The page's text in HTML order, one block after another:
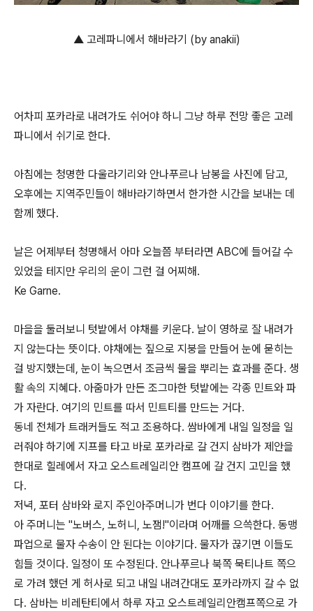
▲ 고레파니에서 해바라기 (by anakii)
어차피 포카라로 내려가도 쉬어야 하니 그냥 하루 전망 좋은 고레
파니에서 쉬기로 한다.
아침에는 청명한 다울라기리와 안나푸르나 남봉을 사진에 담고,
오후에는 지역주민들이 해바라기하면서 한가한 시간을 보내는 데
함께 했다.
날은 어제부터 청명해서 아마 오늘쯤 부터라면 ABC에 들어갈 수
있었을 테지만 우리의 운이 그런 걸 어찌해.
Ke Garne.
마을을 둘러보니 텃밭에서 야채를 키운다. 날이 영하로 잘 내려가
지 않는다는 뜻이다. 야채에는 짚으로 지붕을 만들어 눈에 묻히는
걸 방지했는데, 눈이 녹으면서 조금씩 물을 뿌리는 효과를 준다. 생
활 속의 지혜다. 아줌마가 만든 조그마한 텃밭에는 각종 민트와 파
가 자란다. 여기의 민트를 따서 민트티를 만드는 거다.
동네 전체가 트래커들도 적고 조용하다. 쌈바에게 내일 일정을 일
러줘야 하기에 지프를 타고 바로 포카라로 갈 건지 삼바가 제안을
한대로 힐레에서 자고 오스트레일리안 캠프에 갈 건지 고민을 했
다.
저녁, 포터 삼바와 로지 주인아주머니가 번다 이야기를 한다.
아 주머니는 "노버스, 노허니, 노잼!"이라며 어깨를 으쓱한다. 동맹
파업으로 물자 수송이 안 된다는 이야기다. 물자가 끊기면 이들도
힘들 것이다. 일정이 또 수정된다. 안나푸르나 북쪽 묵티나트 쪽으
로 가려 했던 게 허사로 되고 내일 내려간대도 포카라까지 갈 수 없
다. 삼바는 비레탄티에서 하루 자고 오스트레일리안캠프쪽으로 가